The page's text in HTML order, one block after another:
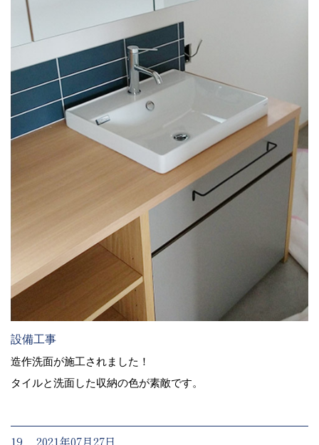
設備工事
造作洗面が施工されました！
タイルと洗面した収納の色が素敵です。
19. 2021年07月27日